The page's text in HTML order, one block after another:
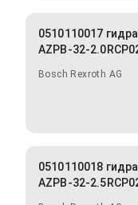
0510110017
AZPB-32-
Bosch Rexroth AG
0510110018
AZPB-32-